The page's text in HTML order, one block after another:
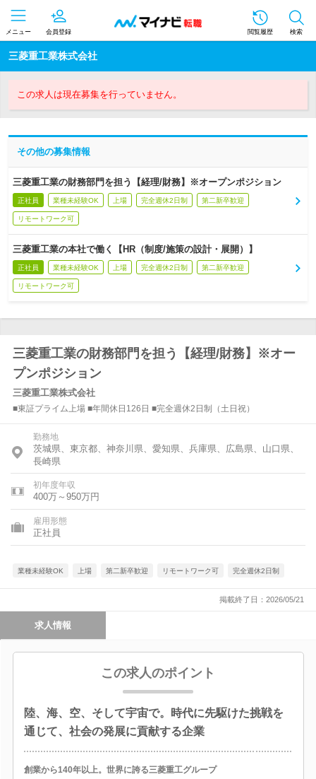
メニュー 会員登録 閲覧履歴 検索
三菱重工業株式会社
この求人は現在募集を行っていません。
その他の募集情報
三菱重工業の財務部門を担う【経理/財務】※オープンポジション
正社員 業種未経験OK 上場 完全週休2日制 第二新卒歓迎
リモートワーク可
三菱重工業の本社で働く【HR（制度/施策の設計・展開）】
正社員 業種未経験OK 上場 完全週休2日制 第二新卒歓迎
リモートワーク可
三菱重工業の財務部門を担う【経理/財務】※オー
プンポジション
三菱重工業株式会社
■東証プライム上場 ■年間休日126日 ■完全週休2日制（土日祝）
勤務地
茨城県、東京都、神奈川県、愛知県、兵庫県、広島県、山口県、
長崎県
初年度年収
400万～950万円
雇用形態
正社員
業種未経験OK 上場 第二新卒歓迎 リモートワーク可 完全週休2日制
掲載終了日：2026/05/21
求人情報
この求人のポイント
陸、海、空、そして宇宙で。時代に先駆けた挑戦を
通じて、社会の発展に貢献する企業
創業から140年以上。世界に誇る三菱重工グループ